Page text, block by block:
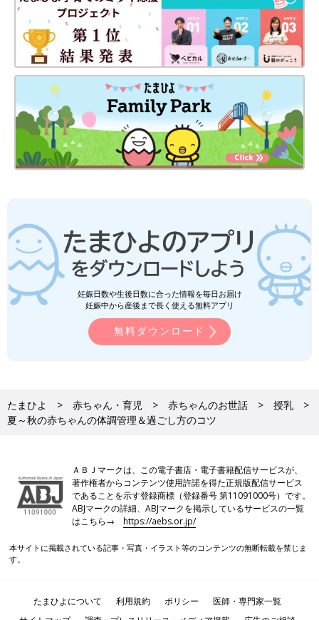
Amazonで購入
楽天ブックスで購入
妊娠日数や生後日数に合った情報を毎日お届け
妊娠中から産後まで長く使える無料アプリ
無料ダウンロード
たまひよ 赤ちゃん・育児 赤ちゃんのお世話
授乳
夏～秋の赤ちゃんの体調管理＆過ごし方のコツ
ＡＢＪマークは、この電子書店・電子書籍配信サービスが、
著作権者からコンテンツ使用許諾を得た正規版配信サービス
であることを示す登録商標（登録番号 第11091000号）です。
ABJマークの詳細、ABJマークを掲示しているサービスの一覧
はこちら→https://aebs.or.jp/
本サイトに掲載されている記事・写真・イラスト等のコンテンツの無断転載を禁じま
す。
たまひよについて 利用規約 ポリシー
医師・専門家一覧